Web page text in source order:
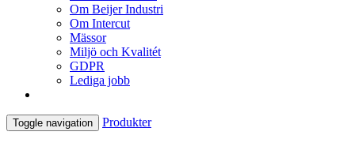
Om Beijer Industri
Om Intercut
Mässor
Miljö och Kvalitét
GDPR
Lediga jobb
Toggle navigation Produkter